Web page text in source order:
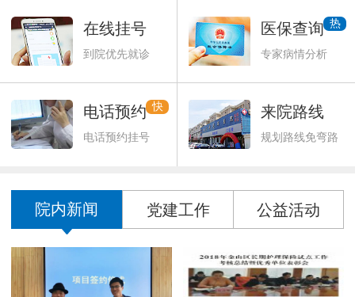
在线挂号
到院优先就诊
医保查询
专家病情分析
热
电话预约
电话预约挂号
快 来院路线
规划路线免弯路
院内新闻 党建工作 公益活动